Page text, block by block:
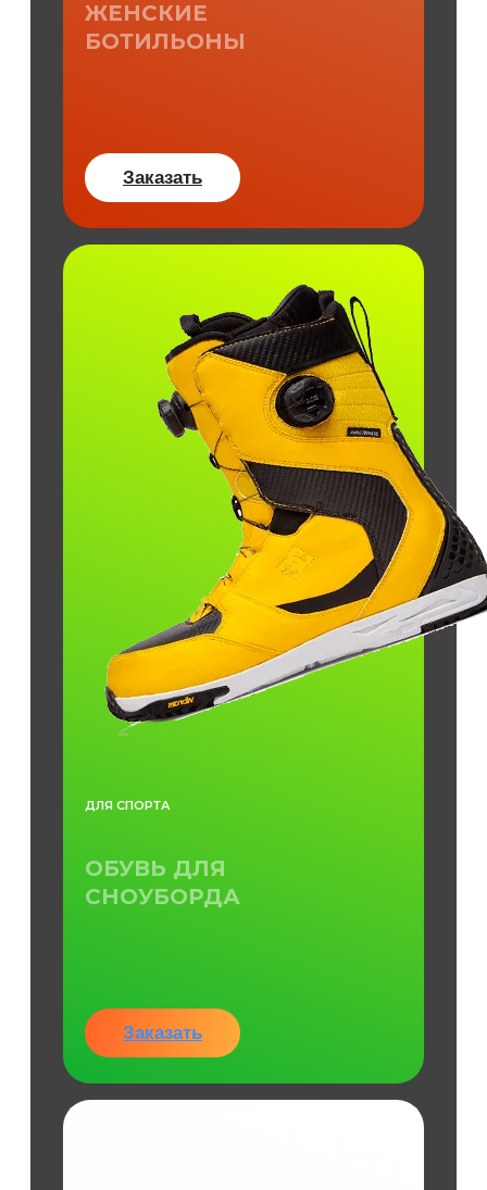
ЖЕНСКИЕ
БОТИЛЬОНЫ
Заказать
ДЛЯ СПОРТА
ОБУВЬ ДЛЯ
СНОУБОРДА
Заказать